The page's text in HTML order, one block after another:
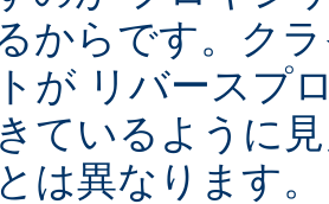
からです。ク
が リバースプ
ているように
は異なります。